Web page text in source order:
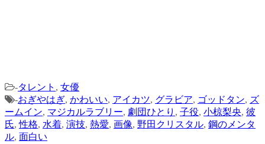
-タレント , 女優
-おぎやはぎ, かわいい, アイカツ, グラビア, ゴッドタン, ズ
ームイン, マジカルラブリー, 劇団ひとり , 子役, 小椋梨央, 彼
氏,性格, 水着, 演技, 熱愛, 画像, 野田クリスタル, 鋼のメンタ
ル, 面白い